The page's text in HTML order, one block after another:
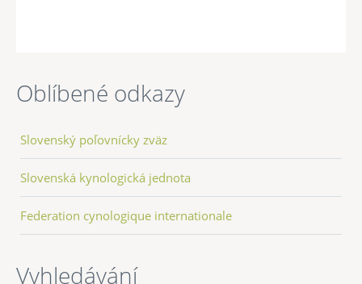
Oblíbené odkazy
Slovenský poľovnícky zväz
Slovenská kynologická jednota
Federation cynologique internationale
Vyhledávání